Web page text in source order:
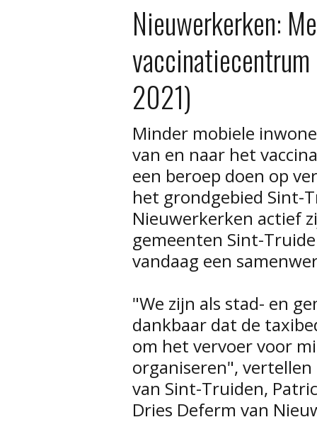
Nieuwerkerken:
2021)
Minder mobiele
van en naar het
een beroep doen op
het grondgebied Sint-
Nieuwerkerken actief
gemeenten Sint-
vandaag een
"We zijn als stad- en
dankbaar dat de
om het vervoer voor
organiseren",
van Sint-Truiden,
Dries Deferm van